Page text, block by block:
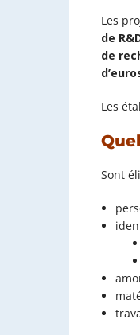
Les
de
de
Les
Sont